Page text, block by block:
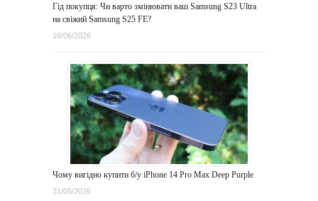
Гід покупця: Чи варто змінювати ваш Samsung S23 Ultra
на свіжий Samsung S25 FE?
16/06/2026
Чому вигідно купити б/у iPhone 14 Pro Max Deep Purple
31/05/2026